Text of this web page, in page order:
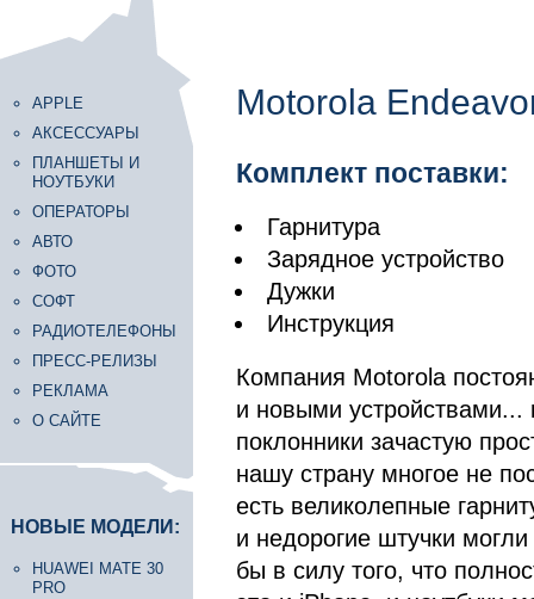
APPLE
АКСЕССУАРЫ
ПЛАНШЕТЫ И
НОУТБУКИ
ОПЕРАТОРЫ
АВТО
ФОТО
СОФТ
РАДИОТЕЛЕФОНЫ
ПРЕСС-РЕЛИЗЫ
РЕКЛАМА
О САЙТЕ
НОВЫЕ МОДЕЛИ:
HUAWEI MATE 30
PRO
Motorola
Комплект поставки:
Гарнитура
Зарядное устройство
Дужки
Инструкция
Компания Motorola
и новыми
поклонники зачастую
нашу страну многое не
есть великолепные
и недорогие штучки
бы в силу того, что